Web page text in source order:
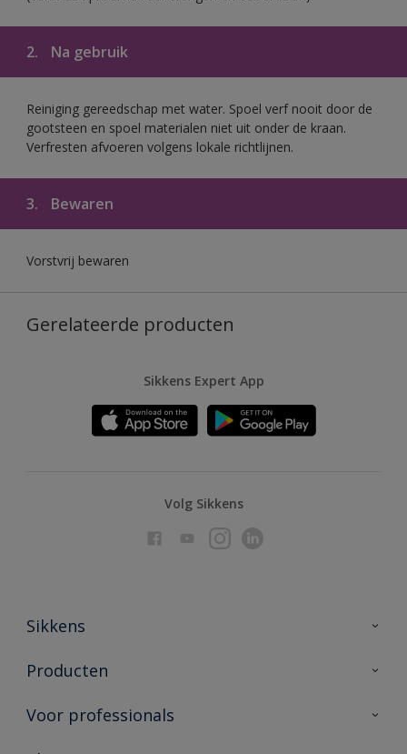
2. Na gebruik
Reiniging gereedschap met water. Spoel verf nooit door de
gootsteen en spoel materialen niet uit onder de kraan.
Verfresten afvoeren volgens lokale richtlijnen.
3. Bewaren
Vorstvrij bewaren
Gerelateerde producten
Sikkens Expert App
Volg Sikkens
Sikkens
Over Sikkens
Duurzaamheid
Producten
Producten voor binnen
Voor professionals